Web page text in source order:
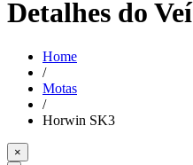
Detalhes do
Home
/
Motas
/
Horwin SK3
×